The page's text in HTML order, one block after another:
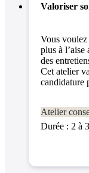
Valoriser
Vous voulez
plus à
des
Cet atelier
candidature
Atelier
Durée : 2 à